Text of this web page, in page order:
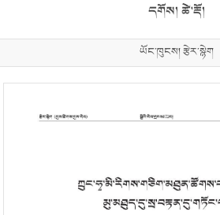
དགོས། ཚེ་རྡོ།
ཡོང་ཁུངས། རྩེར་སྙེག